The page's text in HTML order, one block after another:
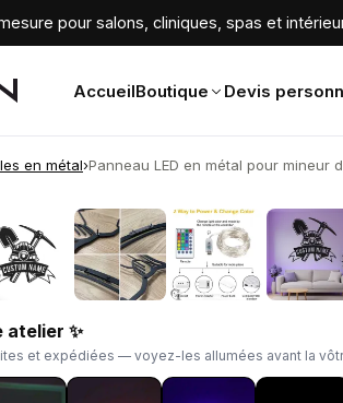
pour salons, cliniques, spas et
AccueilBoutique Devis
en métal›Panneau LED en métal pour mineur
atelier ✨
et expédiées — voyez-les allumées avant la